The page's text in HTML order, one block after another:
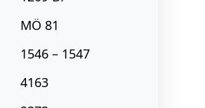
MÖ 81
1546 – 1547
4163